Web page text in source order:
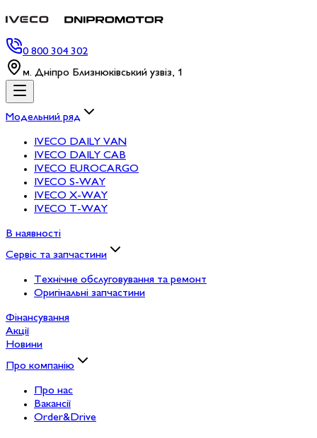
0 800 304 302
м. Дніпро Близнюківський узвіз, 1
Модельний ряд
IVECO DAILY VAN
IVECO DAILY CAB
IVECO EUROCARGO
IVECO S-WAY
IVECO X-WAY
IVECO T-WAY
В наявності
Сервіс та запчастини
Технічне обслуговування та ремонт
Оригінальні запчастини
Фінансування
Акції
Новини
Про компанію
Про нас
Вакансії
Order&Drive